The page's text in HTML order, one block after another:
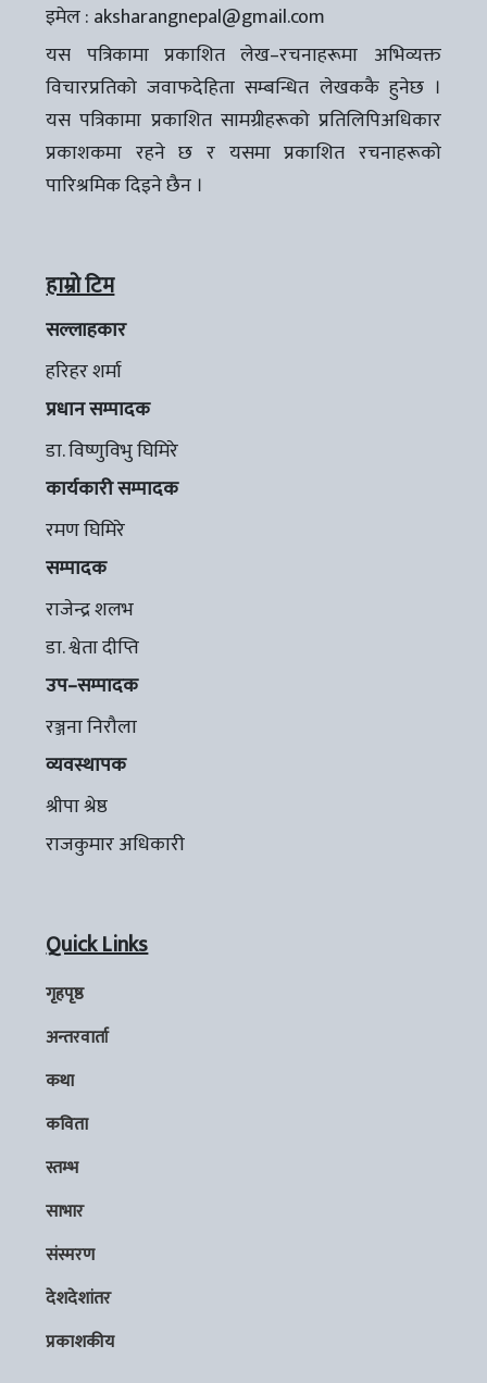
इमेल : aksharangnepal@gmail.com
यस पत्रिकामा प्रकाशित लेख–रचनाहरूमा अभिव्यक्त
विचारप्रतिको जवाफदेहिता सम्बन्धित लेखककै हुनेछ ।
यस पत्रिकामा प्रकाशित सामग्रीहरूको प्रतिलिपिअधिकार
प्रकाशकमा रहने छ र यसमा प्रकाशित रचनाहरूको
पारिश्रमिक दिइने छैन ।
हाम्रो टिम
सल्लाहकार
हरिहर शर्मा
प्रधान सम्पादक
डा. विष्णुविभु घिमिरे
कार्यकारी सम्पादक
रमण घिमिरे
सम्पादक
राजेन्द्र शलभ
डा. श्वेता दीप्ति
उप–सम्पादक
रञ्जना निरौला
व्यवस्थापक
श्रीपा श्रेष्ठ
राजकुमार अधिकारी
Quick Links
गृहपृष्ठ
अन्तरवार्ता
कथा
कविता
स्तम्भ
साभार
संस्मरण
देशदेशांतर
प्रकाशकीय